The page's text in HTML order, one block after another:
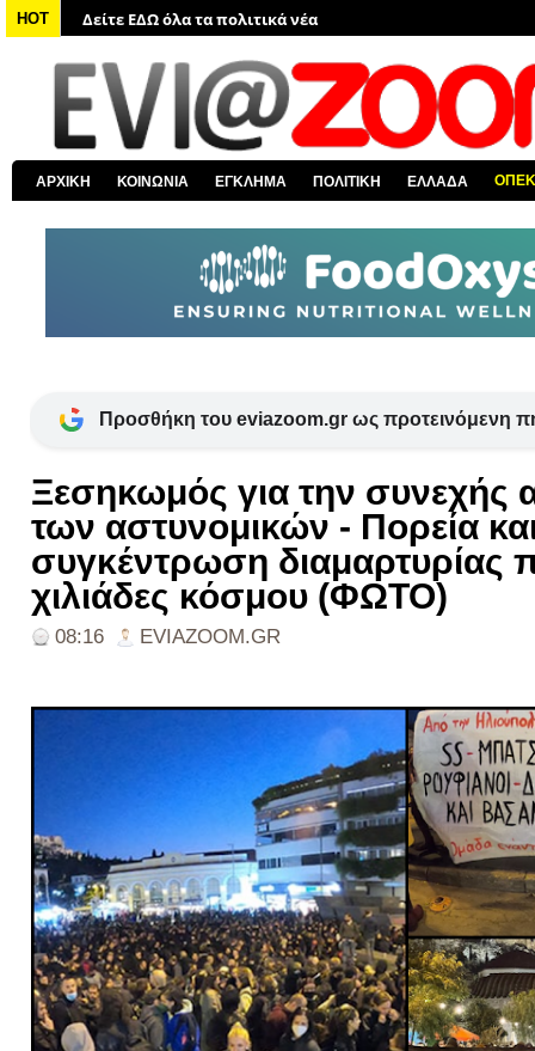
HOT
Δείτε ΕΔΩ όλα τα πολιτικά νέα
Δείτε ΕΔΩ τις αποκαλύψεις του EviaZoom.gr
Δείτε ΕΔΩ όλα τα αστυνομικά νέα
Δείτε ΕΔΩ όλα τα νέα από τον κόσμο
Δείτε ΕΔΩ όλα τα νέα για την Χαλκίδα και όλη την Εύβοια
Δείτε ΕΔΩ όλες τις ειδήσεις από την Ελλάδα
ΑΡΧΙΚΗ ΚΟΙΝΩΝΙΑ ΕΓΚΛΗΜΑ ΠΟΛΙΤΙΚΗ ΕΛΛΑΔΑ
Προσθήκη του eviazoom.gr ως προτεινόμενη
Ξεσηκωμός για την συνεχής
των αστυνομικών - Πορεία
συγκέντρωση διαμαρτυρίας
χιλιάδες κόσμου (ΦΩΤΟ)
08:16 EVIAZOOM.GR